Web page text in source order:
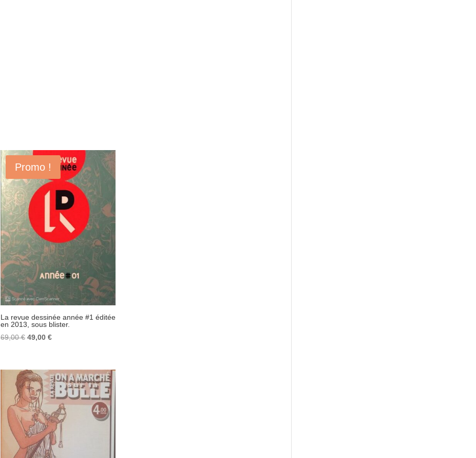
Promo !
La revue dessinée année #1 éditée
en 2013, sous blister.
69,00€ Le
était :
69,00 €.
49,00 €Le
est :
49,00 €.